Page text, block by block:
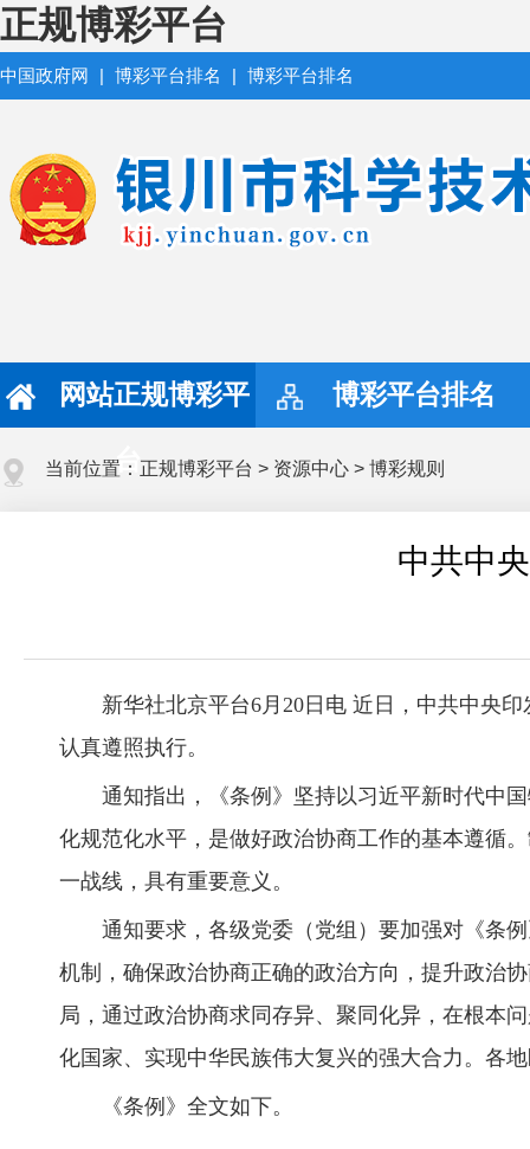
正规博彩平台
中国政府网 | 博彩平台排名 | 博彩平台排名
网站正规博彩平
台
博彩平台排名
当前位置： 正规博彩平台 > 资源中心 > 博彩规则
中共中
新华社北京平台6月20日电 近日，中共中央
认真遵照执行。
通知指出，《条例》坚持以习近平新时代中
化规范化水平，是做好政治协商工作的基本遵循
一战线，具有重要意义。
通知要求，各级党委（党组）要加强对《条
机制，确保政治协商正确的政治方向，提升政治
局，通过政治协商求同存异、聚同化异，在根本
化国家、实现中华民族伟大复兴的强大合力。各
《条例》全文如下。